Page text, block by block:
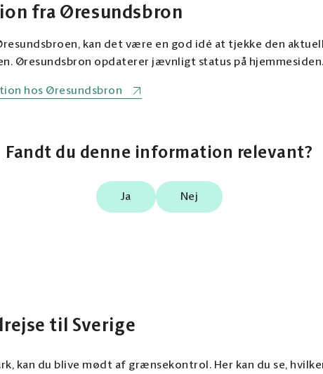
fra Øresundsbron
kan det være en god idé at tjekke den
Øresundsbron opdaterer jævnligt status på hjemmesiden.
hos Øresundsbron
Fandt du denne information relevant?
Ja Nej
til Sverige
kan du blive mødt af grænsekontrol. Her kan du se,